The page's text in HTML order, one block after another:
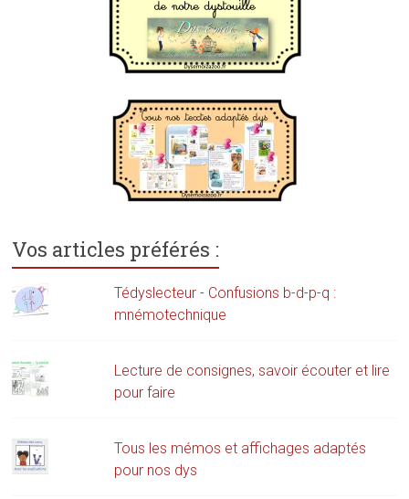
Vos articles préférés :
Tédyslecteur - Confusions b-d-p-q :
mnémotechnique
Lecture de consignes, savoir écouter et lire
pour faire
Tous les mémos et affichages adaptés
pour nos dys